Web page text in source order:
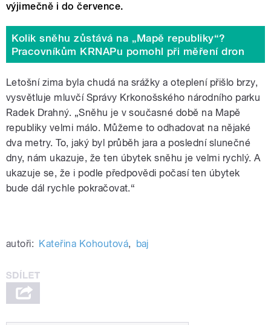
výjimečně i do července.
Kolik sněhu zůstává na „Mapě republiky“?
Pracovníkům KRNAPu pomohl při měření dron
Letošní zima byla chudá na srážky a oteplení přišlo brzy,
vysvětluje mluvčí Správy Krkonošského národního parku
Radek Drahný. „Sněhu je v současné době na Mapě
republiky velmi málo. Můžeme to odhadovat na nějaké
dva metry. To, jaký byl průběh jara a poslední slunečné
dny, nám ukazuje, že ten úbytek sněhu je velmi rychlý. A
ukazuje se, že i podle předpovědi počasí ten úbytek
bude dál rychle pokračovat.“
autoři: Kateřina Kohoutová, baj